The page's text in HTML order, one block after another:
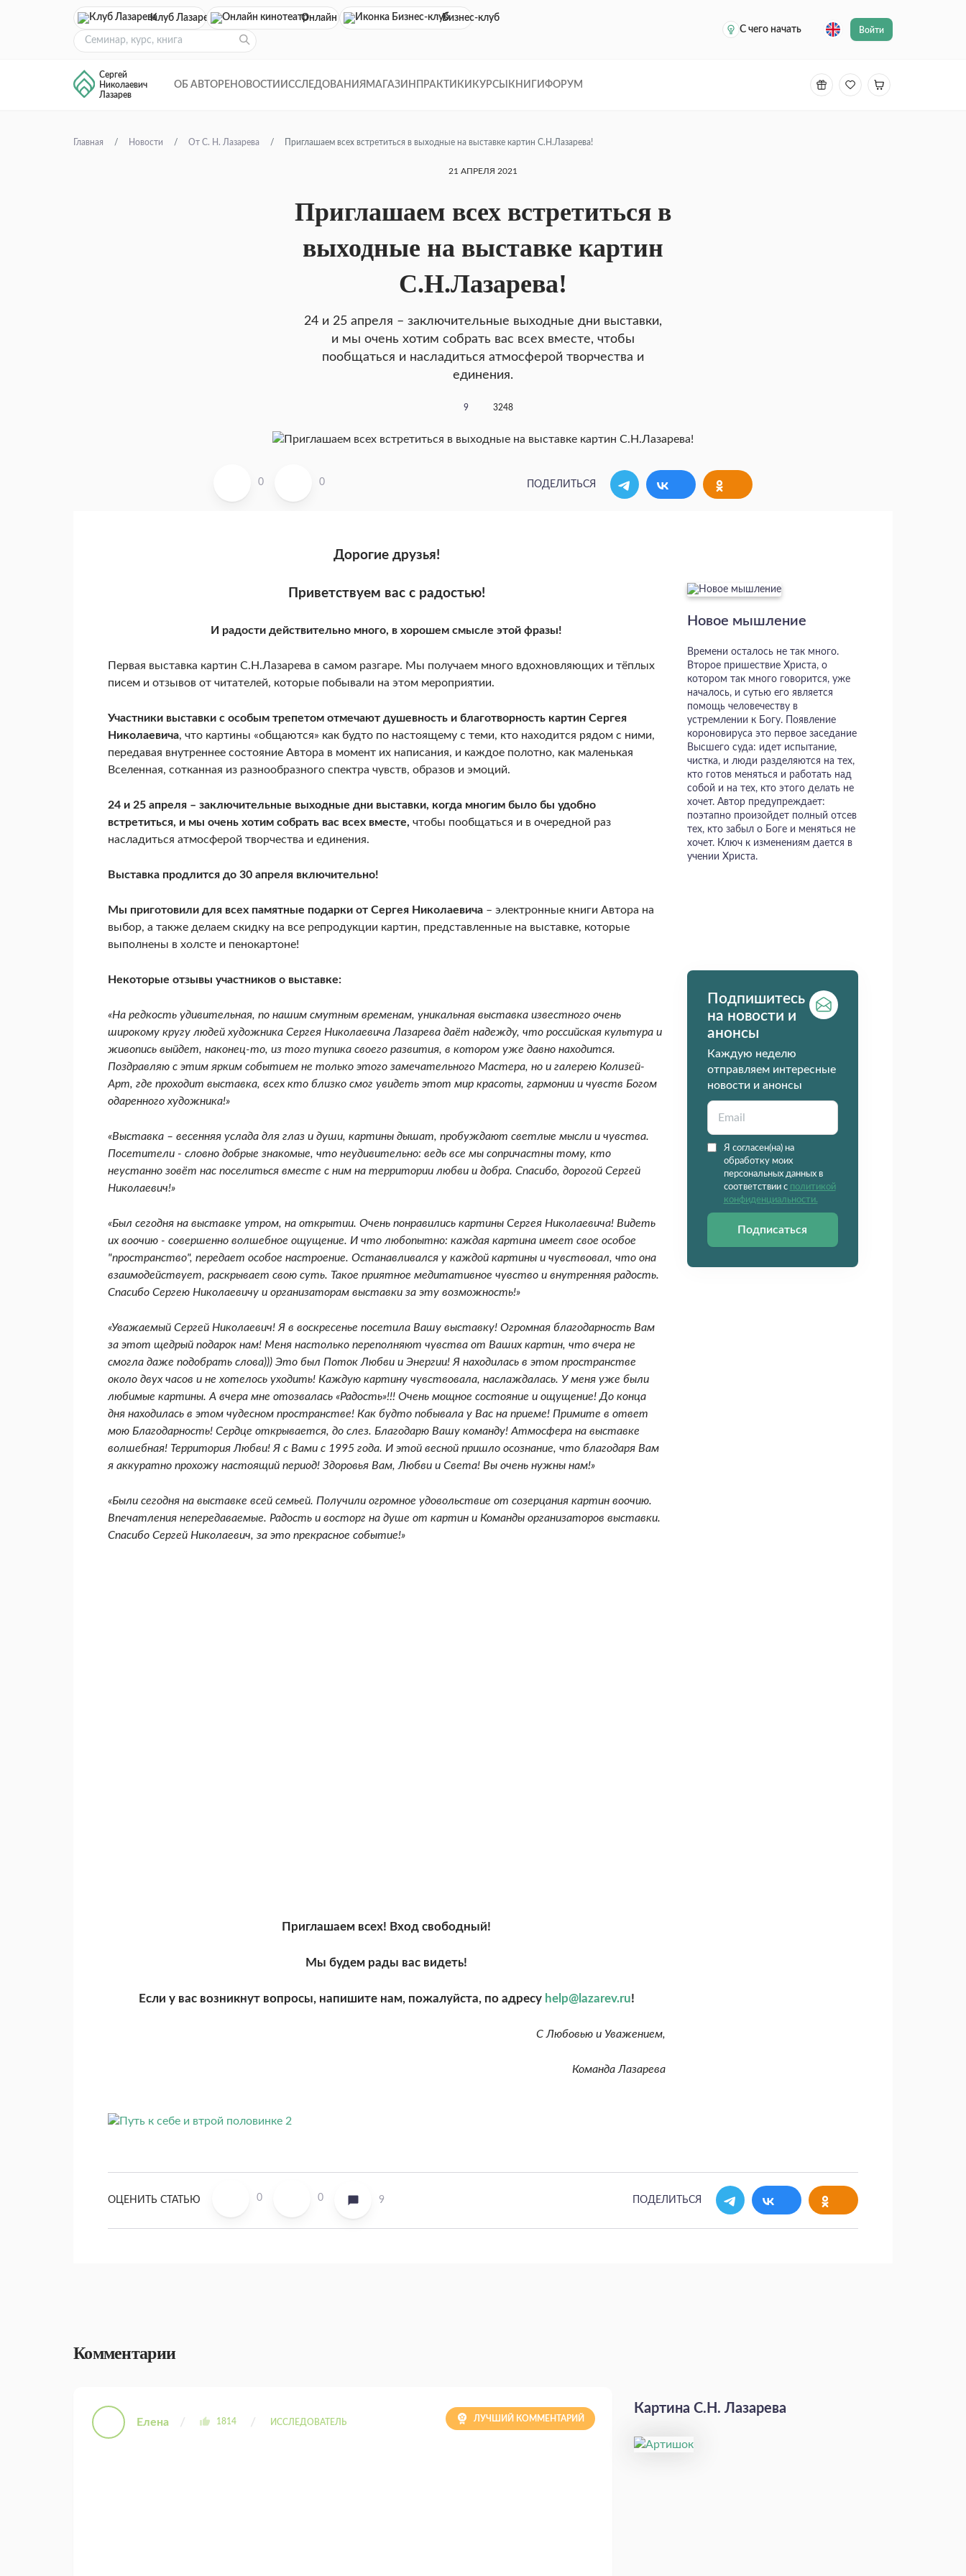
Клуб Лазарева Онлайн кинотеатр
Бизнес-клуб
С чего начать
Войти
Сергей
Николаевич
Лазарев
ОБ АВТОРЕ НОВОСТИ ИССЛЕДОВАНИЯ МАГАЗИН ПРАКТИКИ КУРСЫ КНИГИ ФОРУМ
Главная Новости От С. Н. Лазарева Приглашаем всех встретиться в выходные на выставке картин С.Н.Лазарева!
21 АПРЕЛЯ 2021
Приглашаем всех встретиться в
выходные на выставке картин
С.Н.Лазарева!
24 и 25 апреля – заключительные выходные дни выставки,
и мы очень хотим собрать вас всех вместе, чтобы
пообщаться и насладиться атмосферой творчества и
единения.
9 3248
0 0 ПОДЕЛИТЬСЯ
Дорогие друзья!
Приветствуем вас с радостью!
И радости действительно много, в хорошем смысле этой фразы!
Первая выставка картин С.Н.Лазарева в самом разгаре. Мы получаем много вдохновляющих и тёплых
писем и отзывов от читателей, которые побывали на этом мероприятии.
Участники выставки с особым трепетом отмечают душевность и благотворность картин Сергея
Николаевича, что картины «общаются» как будто по настоящему с теми, кто находится рядом с ними,
передавая внутреннее состояние Автора в момент их написания, и каждое полотно, как маленькая
Вселенная, сотканная из разнообразного спектра чувств, образов и эмоций.
24 и 25 апреля – заключительные выходные дни выставки, когда многим было бы удобно
встретиться, и мы очень хотим собрать вас всех вместе, чтобы пообщаться и в очередной раз
насладиться атмосферой творчества и единения.
Выставка продлится до 30 апреля включительно!
Мы приготовили для всех памятные подарки от Сергея Николаевича – электронные книги Автора на
выбор, а также делаем скидку на все репродукции картин, представленные на выставке, которые
выполнены в холсте и пенокартоне!
Некоторые отзывы участников о выставке:
«На редкость удивительная, по нашим смутным временам, уникальная выставка известного очень
широкому кругу людей художника Сергея Николаевича Лазарева даёт надежду, что российская культура и
живопись выйдет, наконец-то, из того тупика своего развития, в котором уже давно находится.
Поздравляю с этим ярким событием не только этого замечательного Мастера, но и галерею Колизей-
Арт, где проходит выставка, всех кто близко смог увидеть этот мир красоты, гармонии и чувств Богом
одаренного художника!»
«Выставка – весенняя услада для глаз и души, картины дышат, пробуждают светлые мысли и чувства.
Посетители - словно добрые знакомые, что неудивительно: ведь все мы сопричастны тому, кто
неустанно зовёт нас поселиться вместе с ним на территории любви и добра. Спасибо, дорогой Сергей
Николаевич!»
«Был сегодня на выставке утром, на открытии. Очень понравились картины Сергея Николаевича! Видеть
их воочию - совершенно волшебное ощущение. И что любопытно: каждая картина имеет свое особое
"пространство", передает особое настроение. Останавливался у каждой картины и чувствовал, что она
взаимодействует, раскрывает свою суть. Такое приятное медитативное чувство и внутренняя радость.
Спасибо Сергею Николаевичу и организаторам выставки за эту возможность!»
«Уважаемый Сергей Николаевич! Я в воскресенье посетила Вашу выставку! Огромная благодарность Вам
за этот щедрый подарок нам! Меня настолько переполняют чувства от Ваших картин, что вчера не
смогла даже подобрать слова))) Это был Поток Любви и Энергии! Я находилась в этом пространстве
около двух часов и не хотелось уходить! Каждую картину чувствовала, наслаждалась. У меня уже были
любимые картины. А вчера мне отозвалась «Радость»!!! Очень мощное состояние и ощущение! До конца
дня находилась в этом чудесном пространстве! Как будто побывала у Вас на приеме! Примите в ответ
мою Благодарность! Сердце открывается, до слез. Благодарю Вашу команду! Атмосфера на выставке
волшебная! Территория Любви! Я с Вами с 1995 года. И этой весной пришло осознание, что благодаря Вам
я аккуратно прохожу настоящий период! Здоровья Вам, Любви и Света! Вы очень нужны нам!»
«Были сегодня на выставке всей семьей. Получили огромное удовольствие от созерцания картин воочию.
Впечатления непередаваемые. Радость и восторг на душе от картин и Команды организаторов выставки.
Спасибо Сергей Николаевич, за это прекрасное событие!»
Приглашаем всех! Вход свободный!
Мы будем рады вас видеть!
Если у вас возникнут вопросы, напишите нам, пожалуйста, по адресу help@lazarev.ru!
С Любовью и Уважением,
Команда Лазарева
Новое мышление
Времени осталось не так много.
Второе пришествие Христа, о
котором так много говорится, уже
началось, и сутью его является
помощь человечеству в
устремлении к Богу. Появление
короновируса это первое заседание
Высшего суда: идет испытание,
чистка, и люди разделяются на тех,
кто готов меняться и работать над
собой и на тех, кто этого делать не
хочет. Автор предупреждает:
поэтапно произойдет полный отсев
тех, кто забыл о Боге и меняться не
хочет. Ключ к изменениям дается в
учении Христа.
Подпишитесь
на новости и
анонсы
Каждую неделю
отправляем интересные
новости и анонсы
Я согласен(на) на
обработку моих
персональных данных в
соответствии с политикой
конфиденциальности.
Подписаться
ОЦЕНИТЬ СТАТЬЮ 0 0 9 ПОДЕЛИТЬСЯ
Комментарии
Елена 1814 ИССЛЕДОВАТЕЛЬ ЛУЧШИЙ КОММЕНТАРИЙ
Картина С.Н. Лазарева